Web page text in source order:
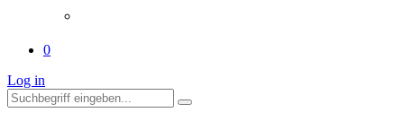
0
Log in